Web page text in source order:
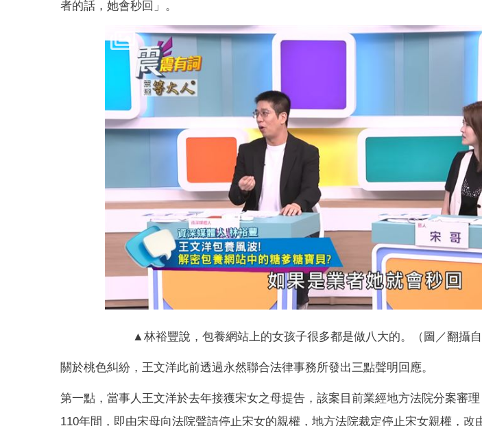
者的話，她會秒回」。
▲林裕豐說，包養網站上的女孩子很多都是做八大的。（圖／翻攝自
關於桃色糾紛，王文洋此前透過永然聯合法律事務所發出三點聲明回應。
第一點，當事人王文洋於去年接獲宋女之母提告，該案目前業經地方法院分案審
110年間，即由宋母向法院聲請停止宋女的親權，地方法院裁定停止宋女親權，改